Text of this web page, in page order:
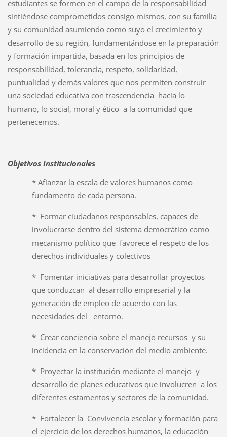
estudiantes se formen en el campo de la responsabilidad
sintiéndose comprometidos consigo mismos, con su familia
y su comunidad asumiendo como suyo el crecimiento y
desarrollo de su región, fundamentándose en la preparación
y formación impartida, basada en los principios de
responsabilidad, tolerancia, respeto, solidaridad,
puntualidad y demás valores que nos permiten construir
una sociedad educativa con trascendencia hacia lo
humano, lo social, moral y ético a la comunidad que
pertenecemos.
Objetivos Institucionales
* Afianzar la escala de valores humanos como
fundamento de cada persona.
* Formar ciudadanos responsables, capaces de
involucrarse dentro del sistema democrático como
mecanismo político que favorece el respeto de los
derechos individuales y colectivos
* Fomentar iniciativas para desarrollar proyectos
que conduzcan al desarrollo empresarial y la
generación de empleo de acuerdo con las
necesidades del entorno.
* Crear conciencia sobre el manejo recursos y su
incidencia en la conservación del medio ambiente.
* Proyectar la institución mediante el manejo y
desarrollo de planes educativos que involucren a los
diferentes estamentos y sectores de la comunidad.
* Fortalecer la Convivencia escolar y formación para
el ejercicio de los derechos humanos, la educación